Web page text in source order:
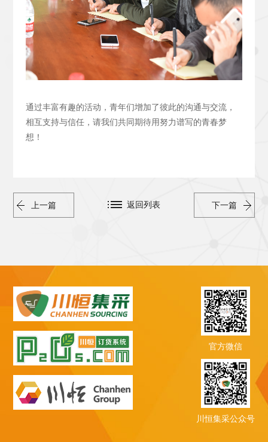
通过丰富有趣的活动，青年们增加了彼此的沟通与交流，
相互支持与信任，请我们共同期待用努力谱写的青春梦
想！
上一篇 下一篇
返回列表
官方微信
川恒集采公众号